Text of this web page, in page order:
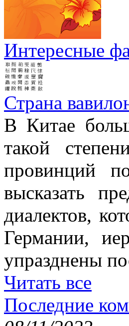
Интересные
Страна
В Китае
такой
провинций
высказать
диалектов,
Германии,
упразднены
Читать все
Последние